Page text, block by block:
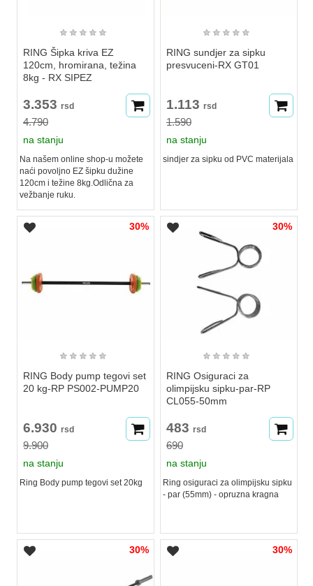
★ ★ ★ ★ ★
RING Šipka kriva EZ
120cm, hromirana, težina
8kg - RX SIPEZ
3.353 rsd
4.790
na stanju
Na našem online shop-u možete
naći povoljno EZ šipku dužine
120cm i težine 8kg.Odlična za
vežbanje ruku.
★ ★ ★ ★ ★
RING sundjer za sipku
presvuceni-RX GT01
1.113 rsd
1.590
na stanju
sindjer za sipku od PVC materijala
30%
★ ★ ★ ★ ★
RING Body pump tegovi set
20 kg-RP PS002-PUMP20
6.930 rsd
9.900
na stanju
Ring Body pump tegovi set 20kg
30%
★ ★ ★ ★ ★
RING Osiguraci za
olimpijsku sipku-par-RP
CL055-50mm
483 rsd
690
na stanju
Ring osiguraci za olimpijsku sipku
- par (55mm) - opruzna kragna
30% 30%